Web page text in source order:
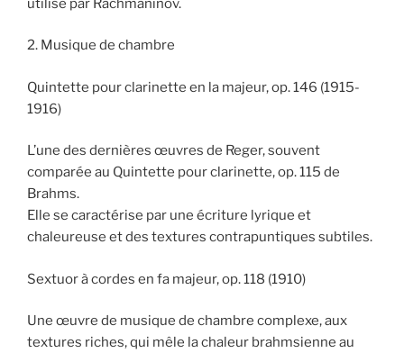
utilisé par Rachmaninov.
2. Musique de chambre
Quintette pour clarinette en la majeur, op. 146 (1915-
1916)
L’une des dernières œuvres de Reger, souvent
comparée au Quintette pour clarinette, op. 115 de
Brahms.
Elle se caractérise par une écriture lyrique et
chaleureuse et des textures contrapuntiques subtiles.
Sextuor à cordes en fa majeur, op. 118 (1910)
Une œuvre de musique de chambre complexe, aux
textures riches, qui mêle la chaleur brahmsienne au